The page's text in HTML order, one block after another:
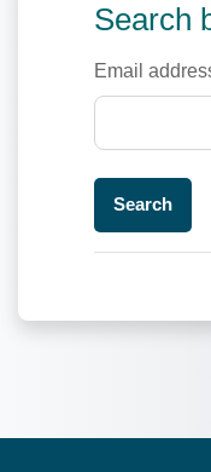
Search by
Search
Email